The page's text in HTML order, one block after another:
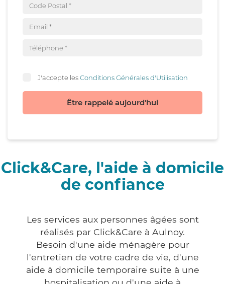
J'accepte lesConditions Générales d'Utilisation
Être rappelé aujourd'hui
Click&Care, l'aide à domicile
de confiance
Les services aux personnes âgées sont
réalisés par Click&Care à Aulnoy.
Besoin d'une aide ménagère pour
l'entretien de votre cadre de vie, d'une
aide à domicile temporaire suite à une